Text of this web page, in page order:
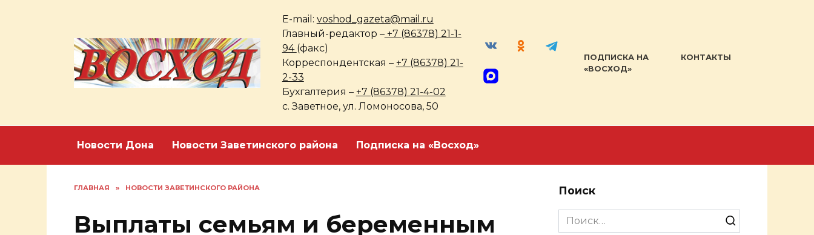
E-mail: voshod_gazeta@mail.ru
Главный-редактор –+7 (86378) 21-1-
94 (факс)
Корреспондентская – +7 (86378) 21-
2-33
Бухгалтерия – +7 (86378) 21-4-02
с. Заветное, ул. Ломоносова, 50
ПОДПИСКА НА
«ВОСХОД»
КОНТАКТЫ
Новости Дона Новости Заветинского района Подписка на «Восход»
ГЛАВНАЯ » НОВОСТИ ЗАВЕТИНСКОГО РАЙОНА
Выплаты семьям и беременным
Поиск
Search
for: